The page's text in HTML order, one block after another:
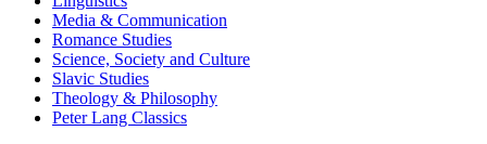
Media & Communication
Romance Studies
Science, Society and Culture
Slavic Studies
Theology & Philosophy
Peter Lang Classics